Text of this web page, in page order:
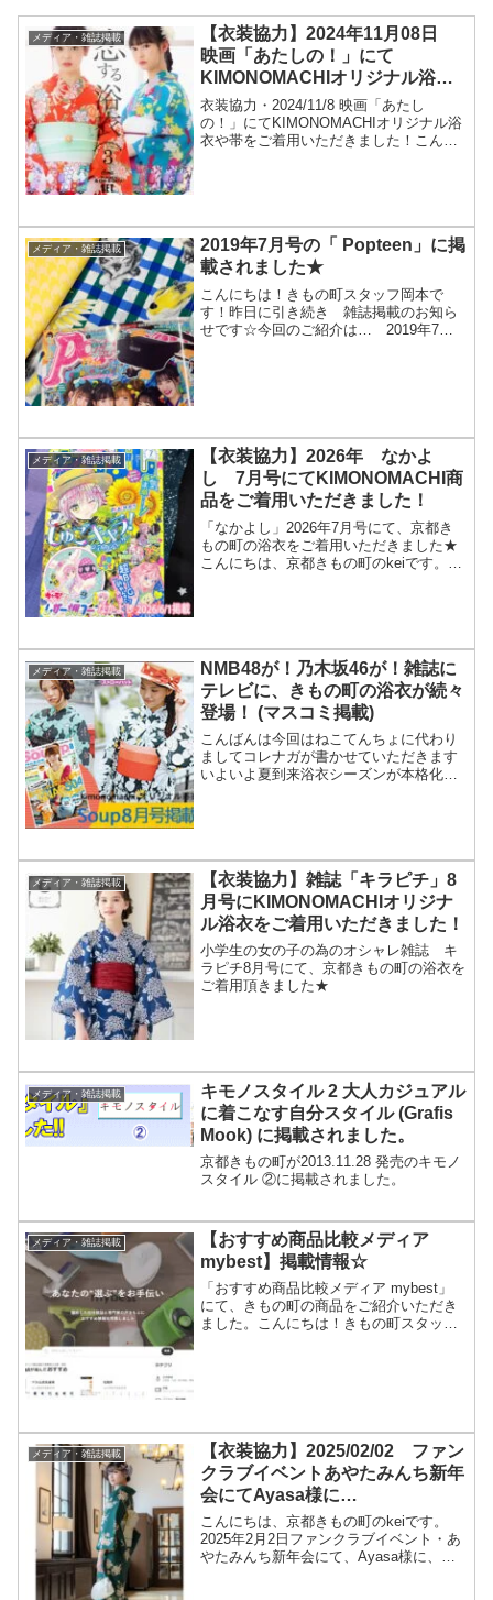
メディア・雑誌掲載
【衣装協力】2024年11月08日
映画「あたしの！」にて
KIMONOMACHIオリジナル浴衣
や帯をご着用いただきました！
衣装協力・2024/11/8 映画「あたし
の！」にてKIMONOMACHIオリジナル浴
衣や帯をご着用いただきました！こんに
メディア・雑誌掲載
2019年7月号の「 Popteen」に掲
載されました★
こんにちは！きもの町スタッフ岡本で
す！昨日に引き続き 雑誌掲載のお知ら
せです☆今回のご紹介は… 2019年7月
メディア・雑誌掲載
【衣装協力】2026年 なかよ
し 7月号にてKIMONOMACHI商
品をご着用いただきました！
「なかよし」2026年7月号にて、京都き
もの町の浴衣をご着用いただきました★
こんにちは、京都きもの町のkeiです。
メディア・雑誌掲載
NMB48が！乃木坂46が！雑誌に
テレビに、きもの町の浴衣が続々
登場！ (マスコミ掲載)
こんばんは今回はねこてんちょに代わり
ましてコレナガが書かせていただきます
いよいよ夏到来浴衣シーズンが本格化す
メディア・雑誌掲載
【衣装協力】雑誌「キラピチ」8
月号にKIMONOMACHIオリジナ
ル浴衣をご着用いただきました！
小学生の女の子の為のオシャレ雑誌 キ
ラピチ8月号にて、京都きもの町の浴衣を
ご着用頂きました★
メディア・雑誌掲載
キモノスタイル 2 大人カジュアル
に着こなす自分スタイル (Grafis
Mook) に掲載されました。
京都きもの町が2013.11.28 発売のキモノ
スタイル ②に掲載されました。
メディア・雑誌掲載
【おすすめ商品比較メディア
mybest】掲載情報☆
「おすすめ商品比較メディア mybest」
にて、きもの町の商品をご紹介いただき
ました。こんにちは！きもの町スタッフ
メディア・雑誌掲載
【衣装協力】2025/02/02 ファン
クラブイベントあやたみんち新年
会にてAyasa様に
KIMONOMACHIオリジナル着物
や帯をご着用いただきました！
こんにちは、京都きもの町のkeiです。
2025年2月2日ファンクラブイベント・あ
やたみんち新年会にて、Ayasa様に、